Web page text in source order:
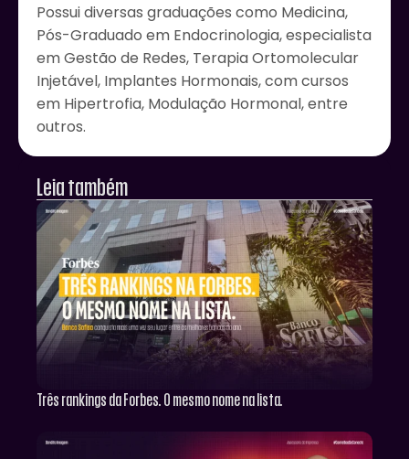
Possui diversas graduações como Medicina,
Pós-Graduado em Endocrinologia, especialista
em Gestão de Redes, Terapia Ortomolecular
Injetável, Implantes Hormonais, com cursos
em Hipertrofia, Modulação Hormonal, entre
outros.
Leia também
Três rankings da Forbes. O mesmo nome na lista.